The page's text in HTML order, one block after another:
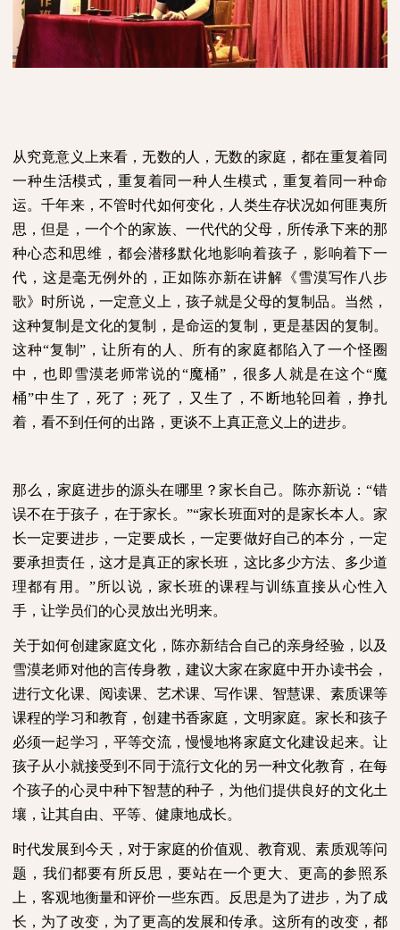
从究竟意义上来看，无数的人，无数的家庭，都在重复着同
一种生活模式，重复着同一种人生模式，重复着同一种命
运。千年来，不管时代如何变化，人类生存状况如何匪夷所
思，但是，一个个的家族、一代代的父母，所传承下来的那
种心态和思维，都会潜移默化地影响着孩子，影响着下一
代，这是毫无例外的，正如陈亦新在讲解《雪漠写作八步
歌》时所说，一定意义上，孩子就是父母的复制品。当然，
这种复制是文化的复制，是命运的复制，更是基因的复制。
这种“复制”，让所有的人、所有的家庭都陷入了一个怪圈
中，也即雪漠老师常说的“魔桶”，很多人就是在这个“魔
桶”中生了，死了；死了，又生了，不断地轮回着，挣扎
着，看不到任何的出路，更谈不上真正意义上的进步。
那么，家庭进步的源头在哪里？家长自己。陈亦新说：“错
误不在于孩子，在于家长。”“家长班面对的是家长本人。家
长一定要进步，一定要成长，一定要做好自己的本分，一定
要承担责任，这才是真正的家长班，这比多少方法、多少道
理都有用。”所以说，家长班的课程与训练直接从心性入
手，让学员们的心灵放出光明来。
关于如何创建家庭文化，陈亦新结合自己的亲身经验，以及
雪漠老师对他的言传身教，建议大家在家庭中开办读书会，
进行文化课、阅读课、艺术课、写作课、智慧课、素质课等
课程的学习和教育，创建书香家庭，文明家庭。家长和孩子
必须一起学习，平等交流，慢慢地将家庭文化建设起来。让
孩子从小就接受到不同于流行文化的另一种文化教育，在每
个孩子的心灵中种下智慧的种子，为他们提供良好的文化土
壤，让其自由、平等、健康地成长。
时代发展到今天，对于家庭的价值观、教育观、素质观等问
题，我们都要有所反思，要站在一个更大、更高的参照系
上，客观地衡量和评价一些东西。反思是为了进步，为了成
长，为了改变，为了更高的发展和传承。这所有的改变，都